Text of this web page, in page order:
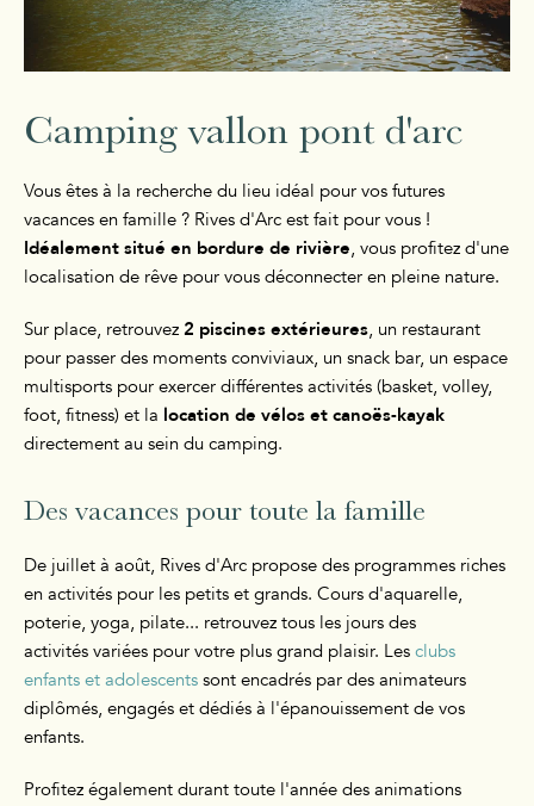
Camping vallon pont d'arc
Vous êtes à la recherche du lieu idéal pour vos futures
vacances en famille ? Rives d'Arc est fait pour vous !
Idéalement situé en bordure de rivière, vous profitez d'une
localisation de rêve pour vous déconnecter en pleine nature.
Sur place, retrouvez 2 piscines extérieures, un restaurant
pour passer des moments conviviaux, un snack bar, un espace
multisports pour exercer différentes activités (basket, volley,
foot, fitness) et la location de vélos et canoës-kayak
directement au sein du camping.
Des vacances pour toute la famille
De juillet à août, Rives d'Arc propose des programmes riches
en activités pour les petits et grands. Cours d'aquarelle,
poterie, yoga, pilate... retrouvez tous les jours des
activités variées pour votre plus grand plaisir. Les clubs
enfants et adolescents sont encadrés par des animateurs
diplômés, engagés et dédiés à l'épanouissement de vos
enfants.
Profitez également durant toute l'année des animations